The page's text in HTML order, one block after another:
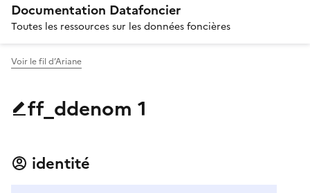
Documentation Datafoncier
Toutes les ressources sur les données foncières
Voir le fil d’Ariane
ff_ddenom 1
identité